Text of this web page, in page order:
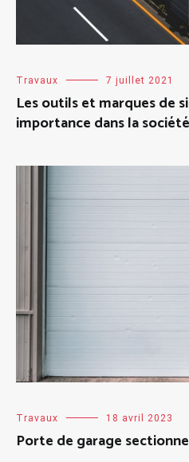
Travaux 7 juillet 2021
Les outils et marques de
importance dans la société
Travaux 18 avril 2023
Porte de garage